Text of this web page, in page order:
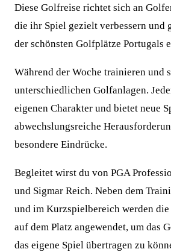
Diese Golfreise richtet sich an
die ihr Spiel gezielt verbessern und
der schönsten Golfplätze Portugals
Während der Woche trainieren und
unterschiedlichen Golfanlagen.
eigenen Charakter und bietet neue
abwechslungsreiche
besondere Eindrücke.
Begleitet wirst du von PGA
und Sigmar Reich. Neben dem
und im Kurzspielbereich werden
auf dem Platz angewendet, um das
das eigene Spiel übertragen zu